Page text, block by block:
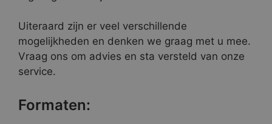
Uiteraard zijn er veel verschillende
mogelijkheden en denken we graag met u mee.
Vraag ons om advies en sta versteld van onze
service.
Formaten: